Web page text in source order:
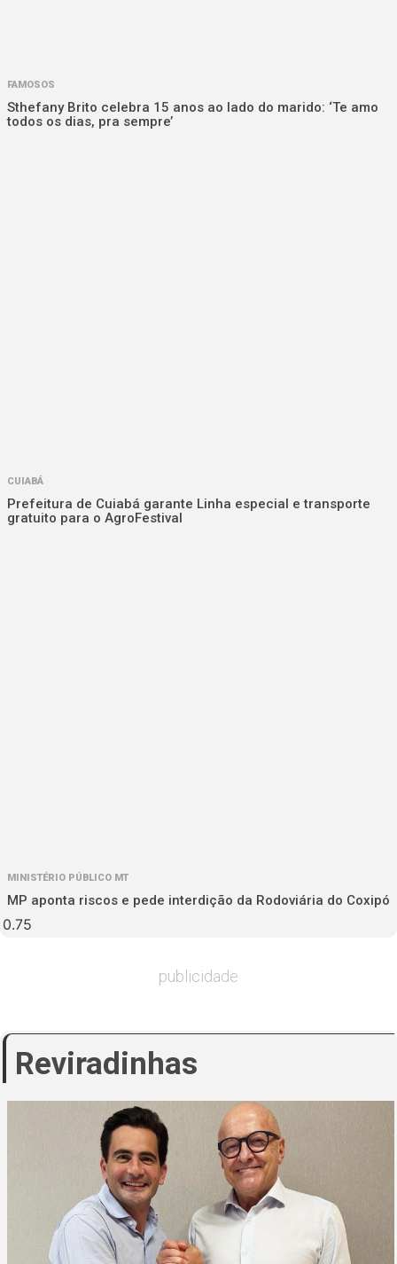
FAMOSOS
Sthefany Brito celebra 15 anos ao lado do marido: ‘Te amo
todos os dias, pra sempre’
CUIABÁ
Prefeitura de Cuiabá garante Linha especial e transporte
gratuito para o AgroFestival
MINISTÉRIO PÚBLICO MT
MP aponta riscos e pede interdição da Rodoviária do Coxipó
publicidade
Reviradinhas